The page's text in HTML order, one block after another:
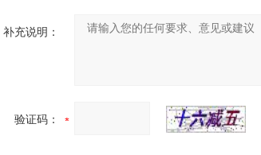
补充说明：
验证码：